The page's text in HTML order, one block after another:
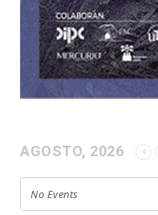
AGOSTO, 2026
No Events